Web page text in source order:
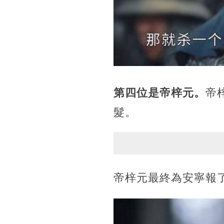
第四位是帝梓元。 帝
髮。
帝梓元最終為安寧報